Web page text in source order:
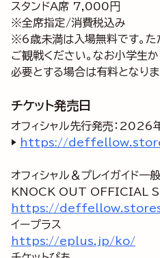
スタンドA席 7,000円
※全席指定/消費税込み
※6歳未満は入場無料です。た
ご観戦ください。なお小学生
必要とする場合は有料となりま
チケット発売日
オフィシャル先行発売：
▶ https://
オフィシャル＆プレイガイド一
https://
https://eplus.jp/ko/